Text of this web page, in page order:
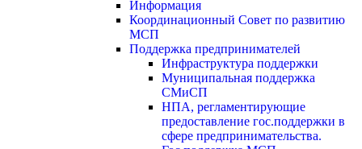
Информация
Координационный Совет по развитию
МСП
Поддержка предпринимателей
Инфраструктура поддержки
Муниципальная поддержка
СМиСП
НПА, регламентирующие
предоставление гос.поддержки в
сфере предпринимательства.